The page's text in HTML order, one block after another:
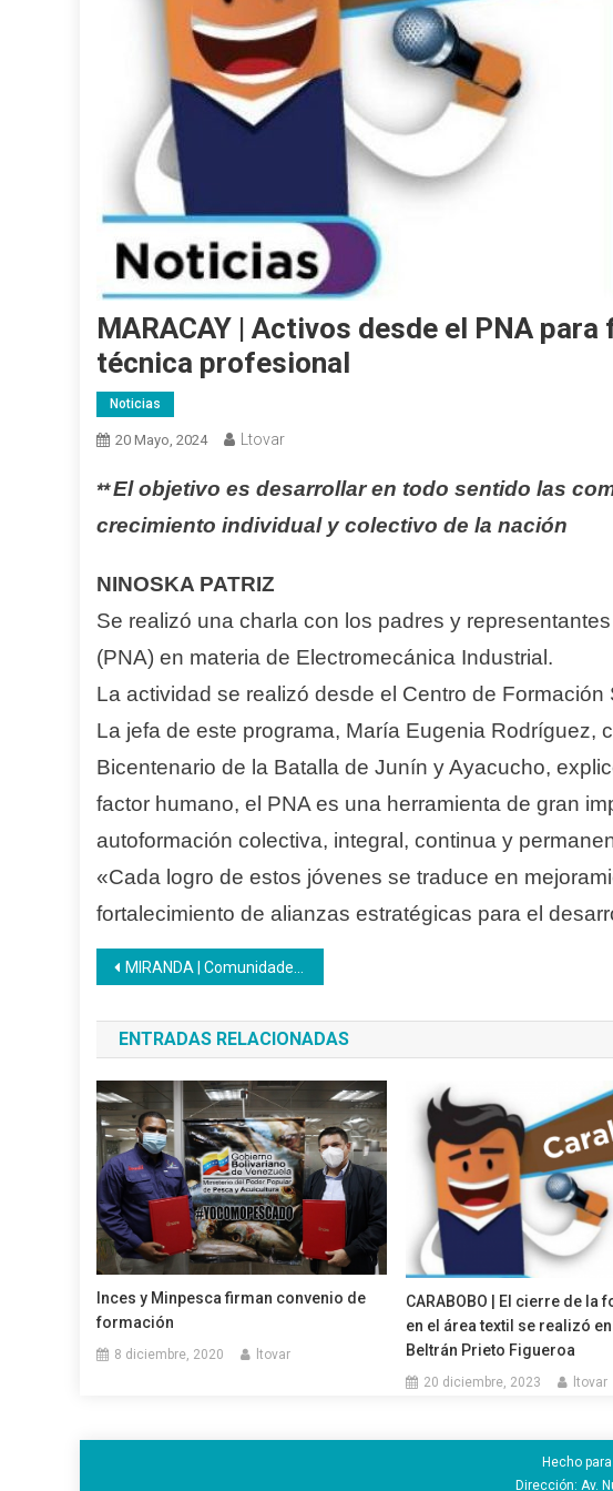
MARACAY | Activos desde el PNA
técnica profesional
Noticias
20 Mayo, 2024 Ltovar
**El objetivo es desarrollar en todo sentido las
crecimiento individual y colectivo de la nación
NINOSKA PATRIZ
Se realizó una charla con los padres y
(PNA) en materia de Electromecánica Industrial.
La actividad se realizó desde el Centro de Formación
La jefa de este programa, María Eugenia Rodríguez,
Bicentenario de la Batalla de Junín y Ayacucho,
factor humano, el PNA es una herramienta de gran
autoformación colectiva, integral, continua y
«Cada logro de estos jóvenes se traduce en
fortalecimiento de alianzas estratégicas para el
Navegación
de
entradas
MIRANDA | Comunidades de aprendizaje se desarrollan en Inces Miranda
ENTRADAS RELACIONADAS
Inces y Minpesca firman convenio de
formación
8 diciembre, 2020 ltovar
CARABOBO | El cierre de la
en el área textil se realizó en
Beltrán Prieto Figueroa
20 diciembre, 2023 ltovar
Hecho
Dirección: Av.